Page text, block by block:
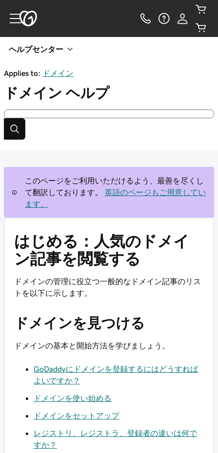
ヘルプセンター
Applies to: ドメイン
ドメイン ヘルプ
このページをご利用いただけるよう、最善を尽くし
て翻訳しております。
英語のページもご用意してい
ます。
はじめる：人気のドメイ
ン記事を閲覧する
ドメインの管理に役立つ一般的なドメイン記事のリス
トを以下に示します。
ドメインを見つける
ドメインの基本と開始方法を学びましょう。
GoDaddyにドメインを登録するにはどうすれば
よいですか？
ドメインを使い始める
ドメインをセットアップ
レジストリ、レジストラ、登録者の違いは何で
すか？